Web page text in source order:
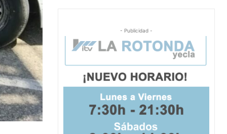
- Publicidad -